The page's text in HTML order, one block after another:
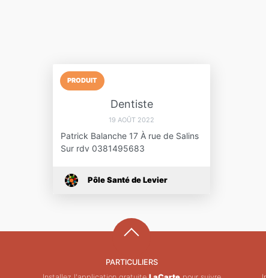
PRODUIT
Dentiste
19 AOÛT 2022
Patrick Balanche 17 À rue de Salins
Sur rdv 0381495683
Pôle Santé de Levier
PARTICULIERS